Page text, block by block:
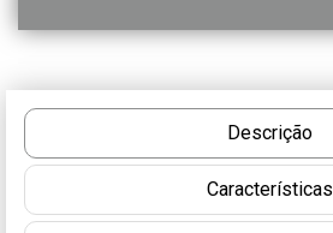
Descrição
Características